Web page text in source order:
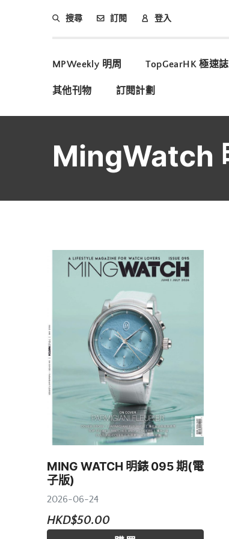
搜尋 訂閱 登入
MPWeekly 明周 TopGearHK 極速誌
其他刊物 訂閱計劃
MingWatch
MING WATCH 明錶 095 期(電
子版)
2026-06-24
HKD$50.00